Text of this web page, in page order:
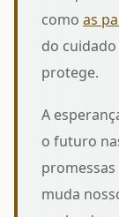
comoas
do
protege.
A
o futuro
promessas
muda